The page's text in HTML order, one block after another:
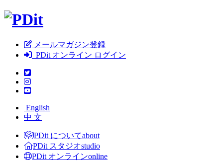
メールマガジン登録
PDit オンライン ログイン
English
中 文
PDit についてabout
PDit スタジオstudio
PDit オンラインonline